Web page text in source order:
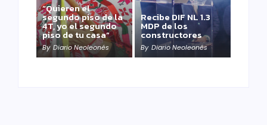
“Quieren el
segundo piso de la
4T, yo el segundo
piso de tu casa”
By Diario Neoleonés
Recibe DIF NL 1.3
MDP de los
constructores
By Diario Neoleonés